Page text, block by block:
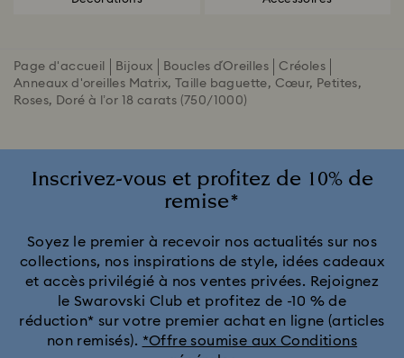
Page d'accueil Bijoux Boucles d´Oreilles
Créoles
Anneaux d'oreilles Matrix, Taille baguette, Cœur, Petites,
Roses, Doré à l’or 18 carats (750/1000)
Inscrivez-vous et profitez de 10% de
remise*
Soyez le premier à recevoir nos actualités sur nos
collections, nos inspirations de style, idées cadeaux
et accès privilégié à nos ventes privées. Rejoignez
le Swarovski Club et profitez de -10 % de
réduction* sur votre premier achat en ligne (articles
non remisés). *Offre soumise aux Conditions